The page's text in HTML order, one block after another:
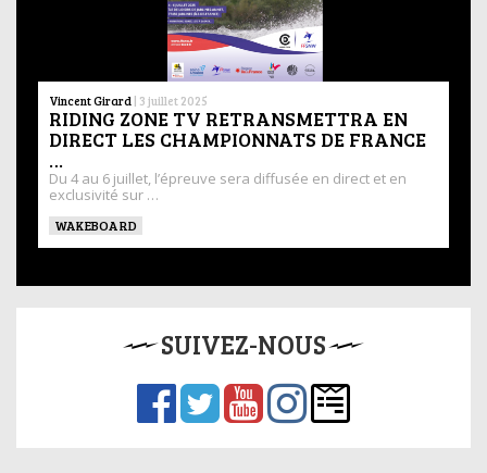
Vincent Girard | 3 juillet 2025
RIDING ZONE TV RETRANSMETTRA EN
DIRECT LES CHAMPIONNATS DE FRANCE
…
Du 4 au 6 juillet, l’épreuve sera diffusée en direct et en
exclusivité sur …
WAKEBOARD
SUIVEZ-NOUS